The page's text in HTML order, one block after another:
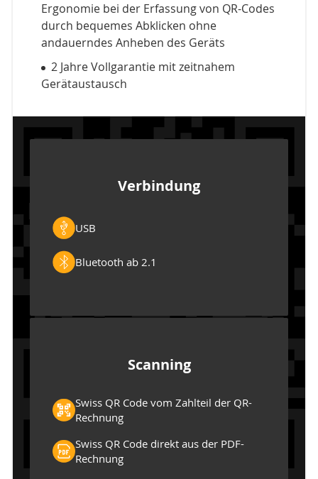
Ergonomie bei der Erfassung von QR-Codes
durch bequemes Abklicken ohne
andauerndes Anheben des Geräts
2 Jahre Vollgarantie mit zeitnahem
Gerätaustausch
Verbindung
USB
Bluetooth ab 2.1
Scanning
Swiss QR Code vom Zahlteil der QR-
Rechnung
Swiss QR Code direkt aus der PDF-
Rechnung